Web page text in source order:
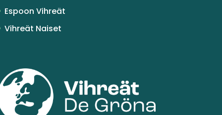
Espoon Vihreät
Vihreät Naiset